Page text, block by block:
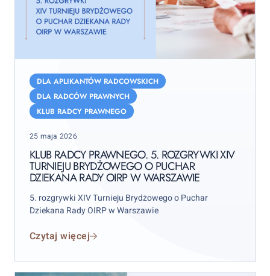
Radcy
Prawnego.
rozgrywki
Turnieju
Brydżowego
Puchar
Dziekana
OIRP
Warszawie
DLA APLIKANTÓW RADCOWSKICH
DLA RADCÓW PRAWNYCH
KLUB RADCY PRAWNEGO
Posted
25 maja 2026
KLUB RADCY PRAWNEGO. 5. ROZGRYWKI XIV
TURNIEJU BRYDŻOWEGO O PUCHAR
DZIEKANA RADY OIRP W WARSZAWIE
5. rozgrywki XIV Turnieju Brydżowego o Puchar
Dziekana Rady OIRP w Warszawie
Czytaj więcej